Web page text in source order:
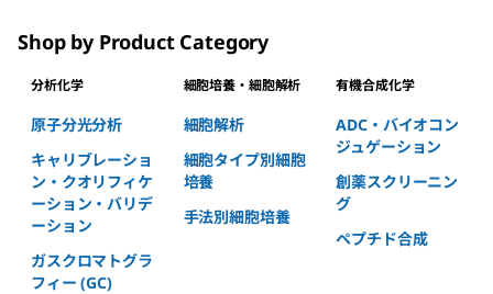
Shop by Product Category
分析化学
原子分光分析
キャリブレーショ
ン・クオリフィケ
ーション・バリデ
ーション
ガスクロマトグラ
フィー (GC)
細胞培養・細胞解析
細胞解析
細胞タイプ別細胞
培養
手法別細胞培養
有機合成化学
ADC・バイオコン
ジュゲーション
創薬スクリーニン
グ
ペプチド合成